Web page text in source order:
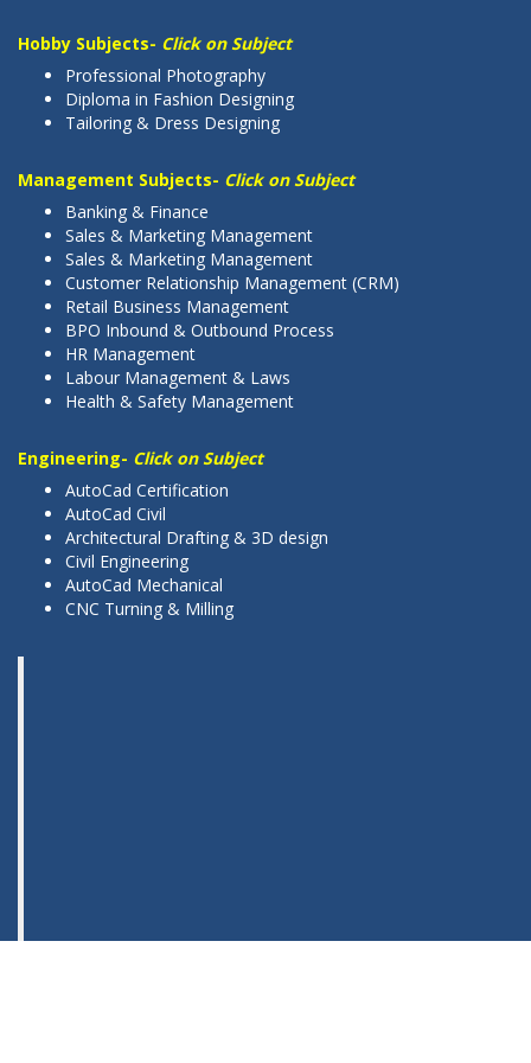
Hobby Subjects- Click on Subject
Professional Photography
Diploma in Fashion Designing
Tailoring & Dress Designing
Management Subjects- Click on Subject
Banking & Finance
Sales & Marketing Management
Sales & Marketing Management
Customer Relationship Management (CRM)
Retail Business Management
BPO Inbound & Outbound Process
HR Management
Labour Management & Laws
Health & Safety Management
Engineering- Click on Subject
AutoCad Certification
AutoCad Civil
Architectural Drafting & 3D design
Civil Engineering
AutoCad Mechanical
CNC Turning & Milling